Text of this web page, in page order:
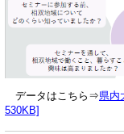
データはこちら⇒県内
530KB]